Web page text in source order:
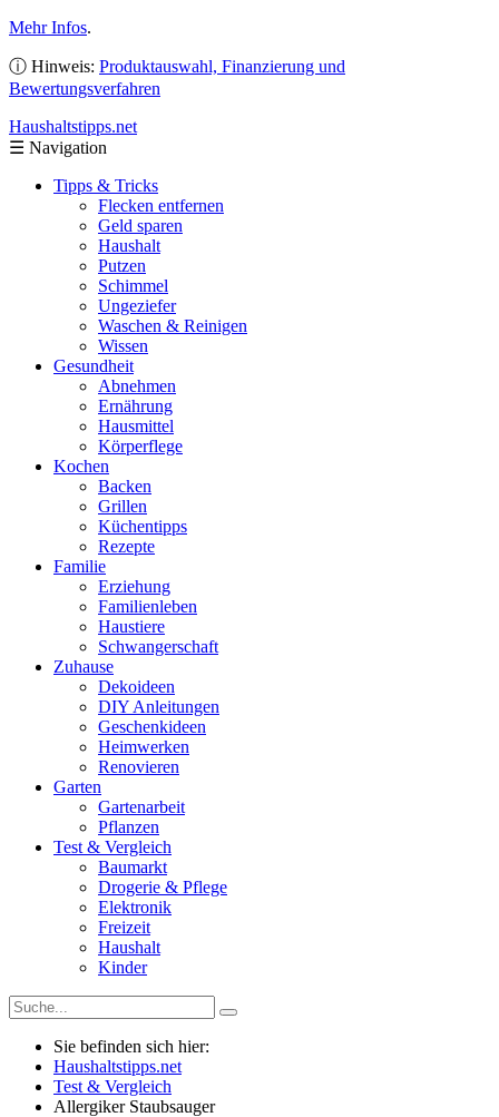
Mehr Infos.
ⓘ Hinweis: Produktauswahl, Finanzierung und
Bewertungsverfahren
Haushaltstipps.net
☰ Navigation
Tipps & Tricks
Flecken entfernen
Geld sparen
Haushalt
Putzen
Schimmel
Ungeziefer
Waschen & Reinigen
Wissen
Gesundheit
Abnehmen
Ernährung
Hausmittel
Körperflege
Kochen
Backen
Grillen
Küchentipps
Rezepte
Familie
Erziehung
Familienleben
Haustiere
Schwangerschaft
Zuhause
Dekoideen
DIY Anleitungen
Geschenkideen
Heimwerken
Renovieren
Garten
Gartenarbeit
Pflanzen
Test & Vergleich
Baumarkt
Drogerie & Pflege
Elektronik
Freizeit
Haushalt
Kinder
Sie befinden sich hier:
Haushaltstipps.net
Test & Vergleich
Allergiker Staubsauger